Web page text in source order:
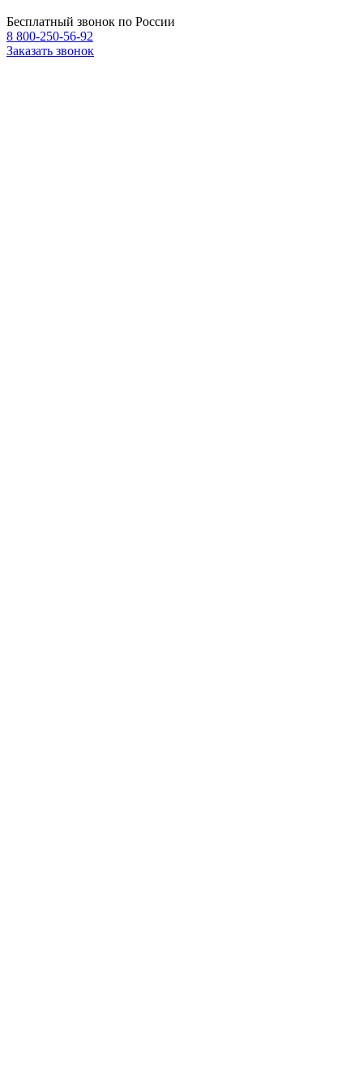
Бесплатный звонок по России
8 800-250-56-92
Заказать звонок